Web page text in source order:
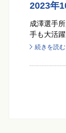
2023年
成澤選手
手も大活
続きを読む